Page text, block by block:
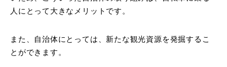
人にとって大きなメリットです。
また、自治体にとっては、新たな観光資源を発掘するこ
とができます。